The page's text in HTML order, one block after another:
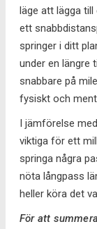
läge att lägga
ett
springer i ditt
under en längre
snabbare på
fysiskt och
I jämförelse
viktiga för ett
springa några
nöta långpass
heller köra det
För att